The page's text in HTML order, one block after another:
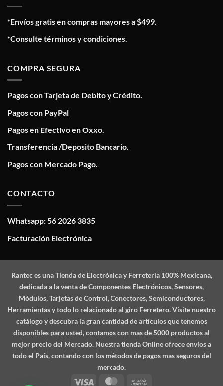
*Envíos gratis en compras mayores a $499.
*Consulte términos y condiciones.
COMPRA SEGURA
Pagos con Tarjeta de Debito y Crédito.
Pagos con PayPal
Pagos en Efectivo en Oxxo.
Transferencia /Deposito Bancario.
Pagos con Mercado Pago.
CONTACTO
Whatsapp: 56 2026 3835
Facturación Electrónica
Ranteces una Tienda de Electrónica y Ferretería 100% Mexicana,
dedicada a la venta de Componentes Electrónicos, Sensores,
Módulos, Tarjetas de Control, Conectores, Semiconductores,
Herramientas y todo lo relacionado al giro Ferretero. Visite nuestro
catálogo y descubra la gran cantidad de artículos que tenemos
disponibles para usted, contamos con mas de 5000 productos al
mejor precio del Mercado. Nuestra tienda Online ofrece envíos a
todo el País, contando con los métodos de pagos mas seguros del
mercado.
Visa
MasterCard